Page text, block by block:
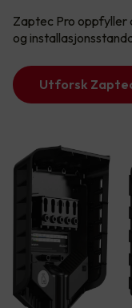
Zaptec Pro oppfyller
og
Utforsk